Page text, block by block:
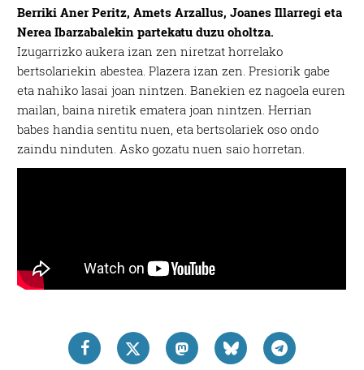
Berriki Aner Peritz, Amets Arzallus, Joanes Illarregi eta
Nerea Ibarzabalekin partekatu duzu oholtza.
Izugarrizko aukera izan zen niretzat horrelako
bertsolariekin abestea. Plazera izan zen. Presiorik gabe
eta nahiko lasai joan nintzen. Banekien ez nagoela euren
mailan, baina niretik ematera joan nintzen. Herrian
babes handia sentitu nuen, eta bertsolariek oso ondo
zaindu ninduten. Asko gozatu nuen saio horretan.